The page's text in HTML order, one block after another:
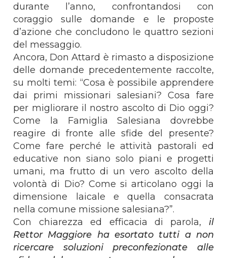
durante l’anno, confrontandosi con
coraggio sulle domande e le proposte
d’azione che concludono le quattro sezioni
del messaggio.
Ancora, Don Attard è rimasto a disposizione
delle domande precedentemente raccolte,
su molti temi: “Cosa è possibile apprendere
dai primi missionari salesiani? Cosa fare
per migliorare il nostro ascolto di Dio oggi?
Come la Famiglia Salesiana dovrebbe
reagire di fronte alle sfide del presente?
Come fare perché le attività pastorali ed
educative non siano solo piani e progetti
umani, ma frutto di un vero ascolto della
volontà di Dio? Come si articolano oggi la
dimensione laicale e quella consacrata
nella comune missione salesiana?”.
Con chiarezza ed efficacia di parola, il
Rettor Maggiore ha esortato tutti a non
ricercare soluzioni preconfezionate alle